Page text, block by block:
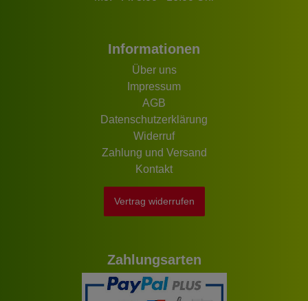
Informationen
Über uns
Impressum
AGB
Datenschutzerklärung
Widerruf
Zahlung und Versand
Kontakt
Vertrag widerrufen
Zahlungsarten